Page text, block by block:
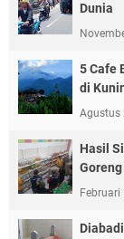
Dunia
5 Cafe
di
Agustus
Hasil
Februari